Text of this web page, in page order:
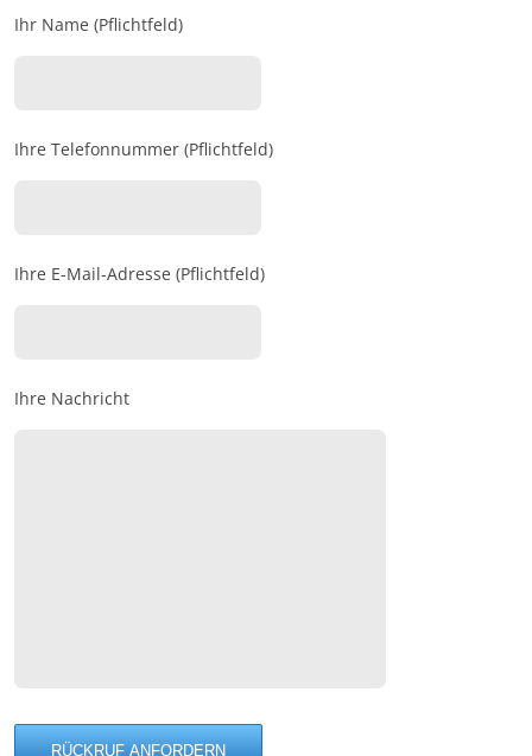
Ihr Name (Pflichtfeld)
Ihre Telefonnummer (Pflichtfeld)
Ihre E-Mail-Adresse (Pflichtfeld)
Ihre Nachricht